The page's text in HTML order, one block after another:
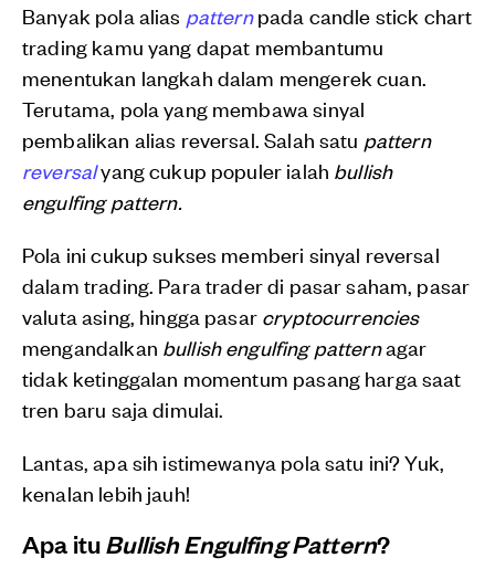
Banyak pola alias pattern pada candle stick chart
trading kamu yang dapat membantumu
menentukan langkah dalam mengerek cuan.
Terutama, pola yang membawa sinyal
pembalikan alias reversal. Salah satu pattern
reversalyang cukup populer ialah bullish
engulfing pattern.
Pola ini cukup sukses memberi sinyal reversal
dalam trading. Para trader di pasar saham, pasar
valuta asing, hingga pasar cryptocurrencies
mengandalkan bullish engulfing patternagar
tidak ketinggalan momentum pasang harga saat
tren baru saja dimulai.
Lantas, apa sih istimewanya pola satu ini? Yuk,
kenalan lebih jauh!
Apa ituBullish Engulfing Pattern?